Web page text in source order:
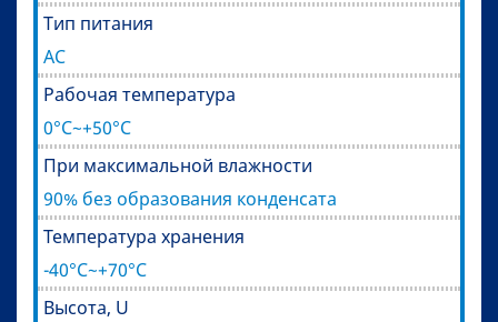
Тип питания
AC
Рабочая температура
0°C~+50°C
При максимальной влажности
90% без образования конденсата
Температура хранения
-40°C~+70°C
Высота, U